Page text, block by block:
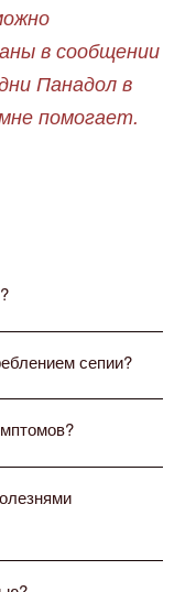
в сообщении
Панадол в
помогает.
сепии?